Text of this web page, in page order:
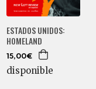
ESTADOS UNIDOS:
HOMELAND
15,00€
disponible